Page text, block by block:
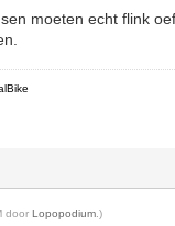
moeten echt flink
doorLopopodium .)